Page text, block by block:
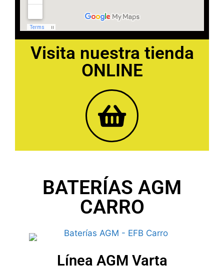
Visita nuestra tienda
ONLINE
BATERÍAS AGM
CARRO
Línea AGM Varta